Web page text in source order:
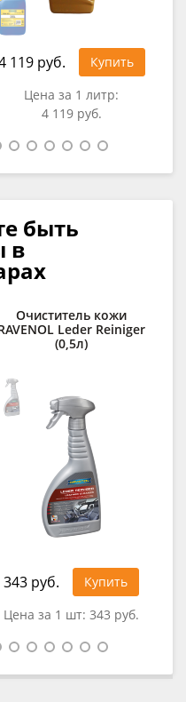
119 руб.
Купить
Цена за 1 литр:
4 119 руб.
быть
в
Очиститель кожи
Leder Reiniger
(0,5л)
343 руб.
Купить
Цена за 1 шт: 343 руб.